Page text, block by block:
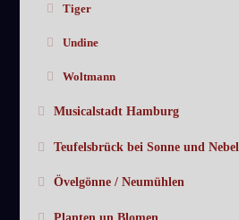
Tiger
Undine
Woltmann
Musicalstadt Hamburg
Teufelsbrück bei Sonne und Nebel
Övelgönne / Neumühlen